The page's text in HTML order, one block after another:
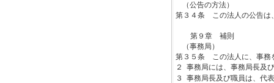
（公告の方法）
第３４条 この法人の公告は
第９章 補則
（事務局）
第３５条 この法人に、事務
２
事務局には、事務局長及
３
事務局長及び職員は、代